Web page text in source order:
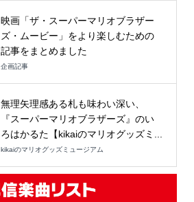
映画「ザ・スーパーマリオブラザー
ズ・ムービー」をより楽しむための
記事をまとめました
企画記事
無理矢理感ある札も味わい深い、
『スーパーマリオブラザーズ』のい
ろはかるた【kikaiのマリオグッズミ...
kikaiのマリオグッズミュージアム